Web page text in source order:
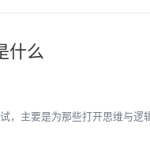
什么
，主要是为那些打开思维与